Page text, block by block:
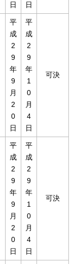
日
日
平
成
2
9
年
9
月
2
0
日
平
成
2
9
年
1
0
月
4
日
可決
平
成
2
9
年
9
月
2
0
日
平
成
2
9
年
1
0
月
4
日
可決